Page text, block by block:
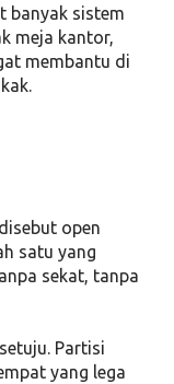
banyak sistem
meja kantor,
membantu di
open
satu yang
sekat, tanpa
Partisi
yang lega